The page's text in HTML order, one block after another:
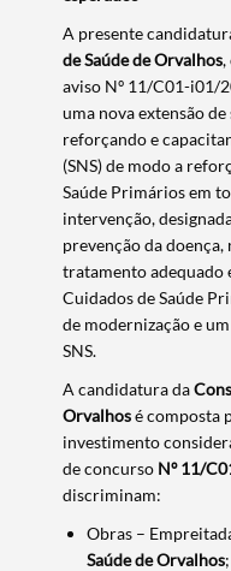
Termo de
A presente
de Saúde de Orvalhos,
aviso Nº 11/C01-i01/
uma nova extensão
reforçando e
(SNS) de modo a
Saúde Primários em
intervenção,
prevenção da
tratamento adequado
Cuidados de Saúde
de modernização e
SNS.
A candidatura da
Orvalhosé composta
investimento
de concurso Nº 11/
discriminam:
Obras –
Saúde de Orvalhos;